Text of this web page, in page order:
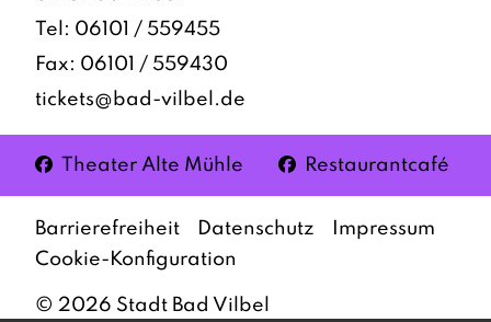
Tel: 06101 / 559455
Fax: 06101 / 559430
tickets@bad-vilbel.de
Facebook
Theater Alte Mühle Facebook
Restaurantcafé
© 2026 Stadt Bad Vilbel
Barrierefreiheit Datenschutz
Impressum
Cookie-Konfiguration